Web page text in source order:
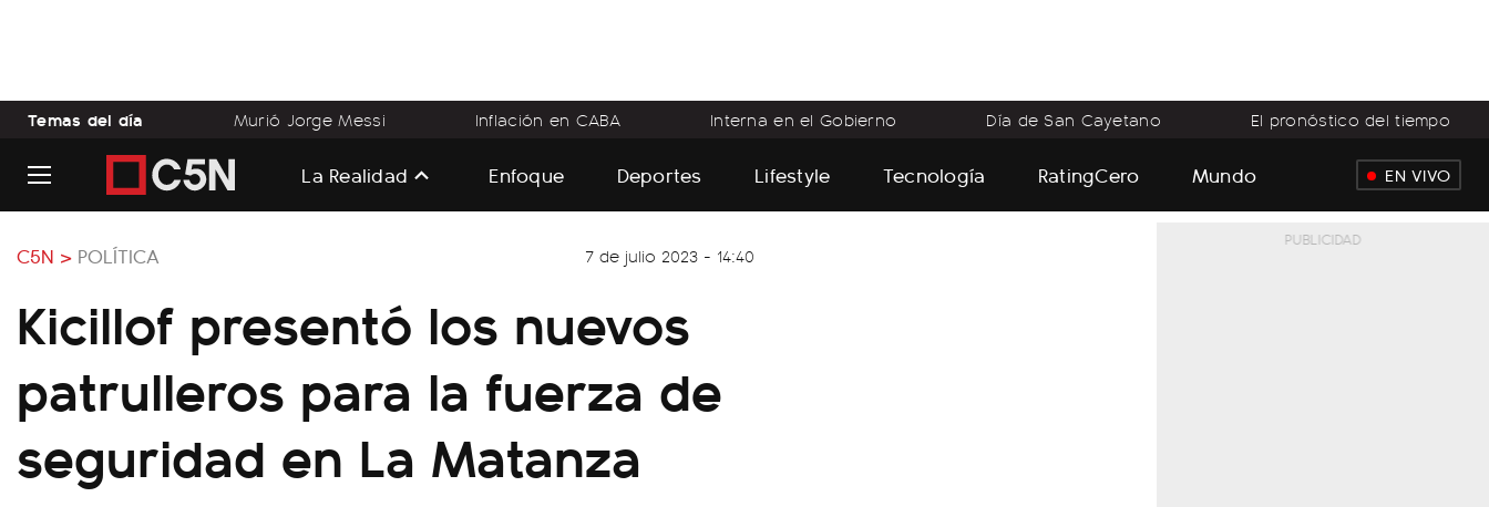
Temas del día Murió Jorge Messi Inflación en CABA Interna en el Gobierno Día de San Cayetano El pronóstico del tiempo
La Realidad Enfoque Deportes Lifestyle Tecnología RatingCero Mundo EN VIVO
C5N > POLÍTICA 7 de julio 2023 - 14:40
Kicillof presentó los nuevos
patrulleros para la fuerza de
seguridad en La Matanza